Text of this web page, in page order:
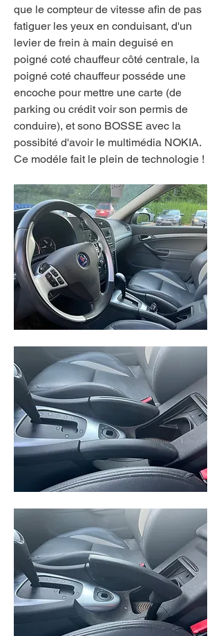
que le compteur de vitesse afin de pas
fatiguer les yeux en conduisant, d'un
levier de frein à main deguisé en
poigné coté chauffeur côté centrale, la
poigné coté chauffeur posséde une
encoche pour mettre une carte (de
parking ou crédit voir son permis de
conduire), et sono BOSSE avec la
possibité d'avoir le multimédia NOKIA.
Ce modéle fait le plein de technologie !